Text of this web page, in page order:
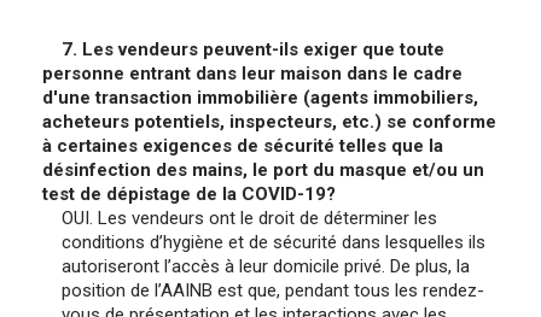
7. Les vendeurs peuvent-ils exiger que toute
personne entrant dans leur maison dans le cadre
d'une transaction immobilière (agents immobiliers,
acheteurs potentiels, inspecteurs, etc.) se conforme
à certaines exigences de sécurité telles que la
désinfection des mains, le port du masque et/ou un
test de dépistage de la COVID-19?
OUI. Les vendeurs ont le droit de déterminer les
conditions d’hygiène et de sécurité dans lesquelles ils
autoriseront l’accès à leur domicile privé. De plus, la
position de l’AAINB est que, pendant tous les rendez-